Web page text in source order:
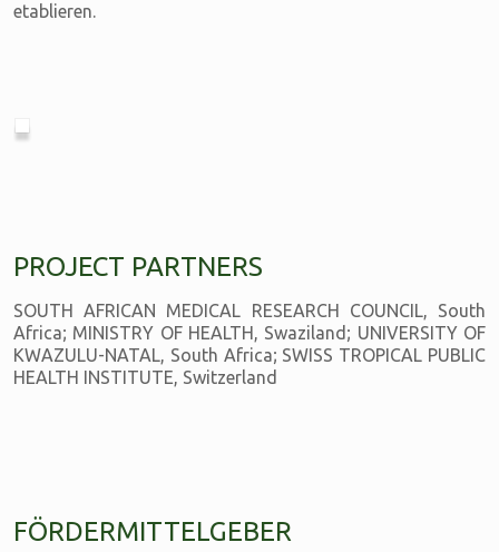
etablieren.
PROJECT PARTNERS
SOUTH AFRICAN MEDICAL RESEARCH COUNCIL, South
Africa; MINISTRY OF HEALTH, Swaziland; UNIVERSITY OF
KWAZULU-NATAL, South Africa; SWISS TROPICAL PUBLIC
HEALTH INSTITUTE, Switzerland
FÖRDERMITTELGEBER